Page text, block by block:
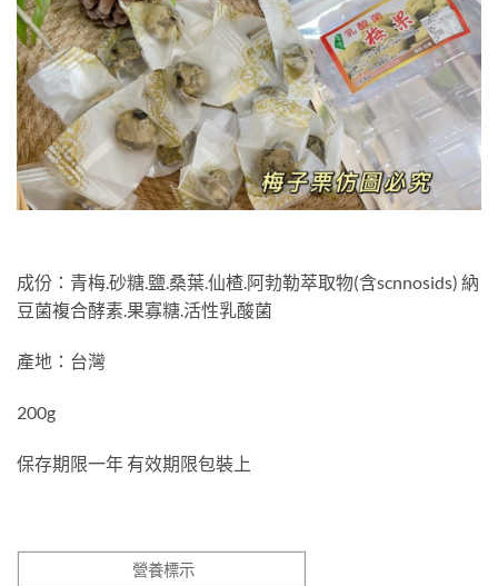
成份：青梅.砂糖.鹽.桑葉.仙楂.阿勃勒萃取物(含scnnosids) 納
豆菌複合酵素.果寡糖.活性乳酸菌
產地：台灣
200g
保存期限一年 有效期限包裝上
營養標示